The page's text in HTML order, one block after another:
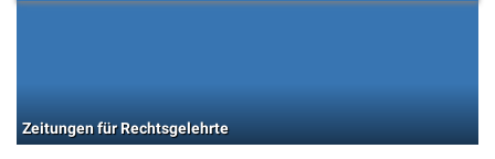
Zeitungen für Rechtsgelehrte